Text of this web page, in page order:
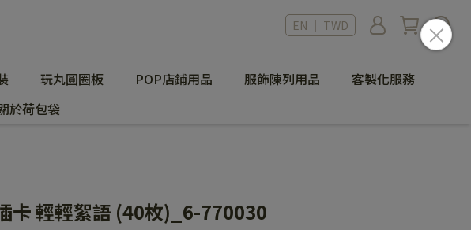
EN ｜ TWD
玩丸圓圈板 POP店鋪用品 服飾陳列用品
客製化服務
於荷包袋
卡 輕輕絮語 (40枚)_6-770030